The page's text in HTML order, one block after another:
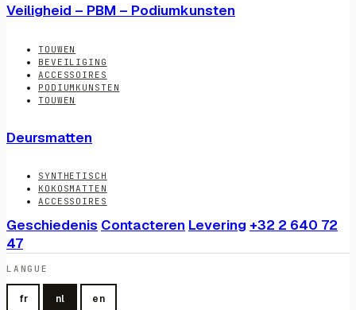
Veiligheid – PBM – Podiumkunsten
TOUWEN
BEVEILIGING
ACCESSOIRES
PODIUMKUNSTEN
TOUWEN
Deursmatten
SYNTHETISCH
KOKOSMATTEN
ACCESSOIRES
Geschiedenis Contacteren Levering +32 2 640 72
47
LANGUE
fr nl en